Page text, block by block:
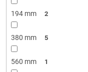
194 mm 2
380 mm 5
560 mm 1